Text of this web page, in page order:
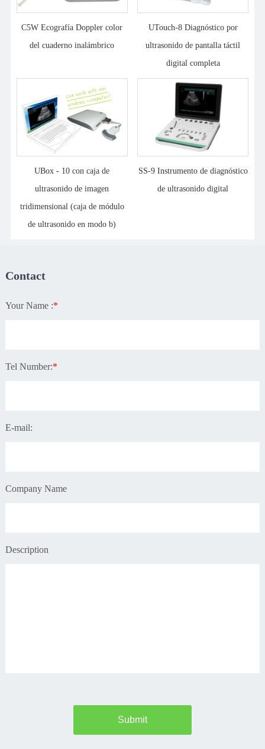
C5W Ecografía Doppler color
del cuaderno inalámbrico
UTouch-8 Diagnóstico por
ultrasonido de pantalla táctil
digital completa
UBox - 10 con caja de
ultrasonido de imagen
tridimensional (caja de módulo
de ultrasonido en modo b)
SS-9 Instrumento de diagnóstico
de ultrasonido digital
Contact
Your Name :*
Tel Number:*
E-mail:
Company Name
Description